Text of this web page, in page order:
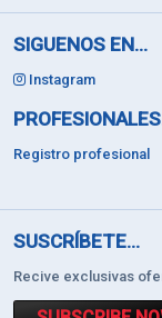
SIGUENOS EN...
Instagram
Registro profesional
SUSCRÍBETE...
Recive exclusivas